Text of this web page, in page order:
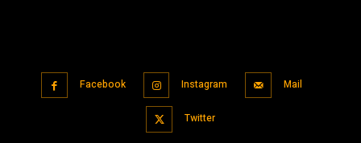
Facebook Instagram Mail
Twitter